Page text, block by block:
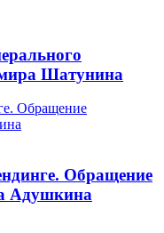
Шатунина
Обращение
Адушкина